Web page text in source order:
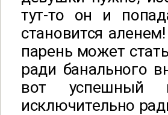
тут-то он и
становится
парень может
ради банального
вот успешный
исключительно